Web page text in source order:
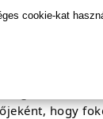
amely
hogy
cookie-kat